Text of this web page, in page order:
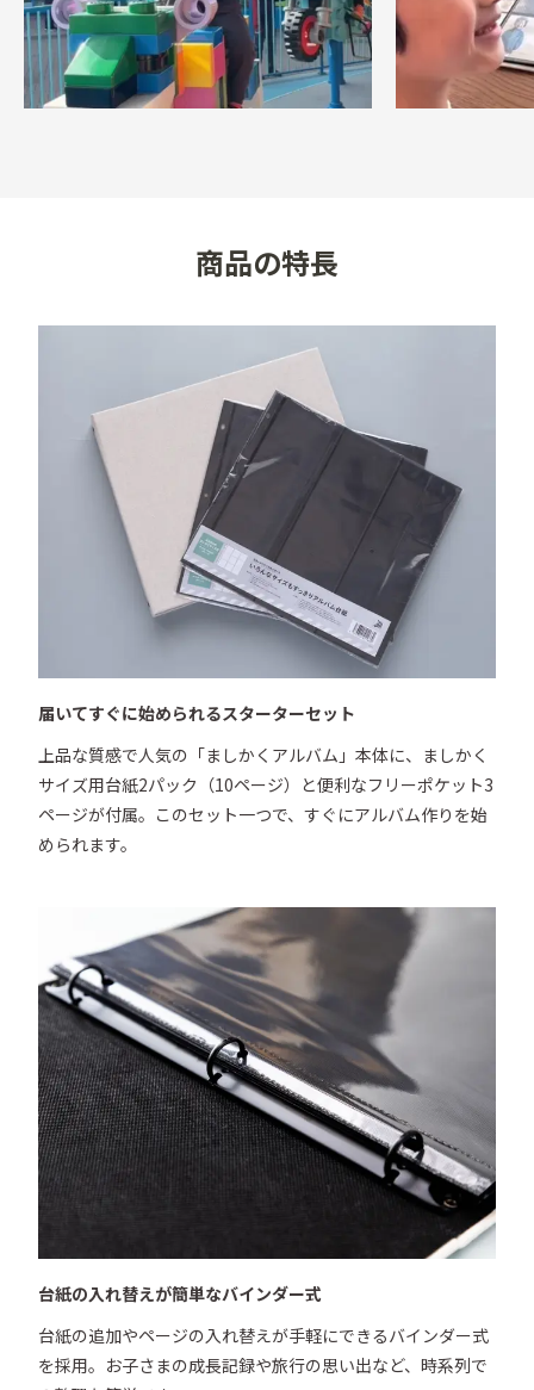
台紙：
●収納サイズ／ましかくサイズ（89mm×89mm）以内
●台紙サイズ／幅311mm×高さ292mm
わが寄ることがありますが使用に関して支障はございま
上、染色時に色ムラが出る可能性がございます。使用に
関して支障はございませんので、ご了承ください。
◯写真、切り抜き等はしっかりと乾燥させてから収容し
てください。
◯厚いものや重いものは収容に適していません。破損の
恐れがあります。
◯直射日光の当たる場所や高温多湿になる場所での使用
または保管は避けてください。
◯商品は予告なく、仕様・デザイン・価格等の変更及び
生産中止する場合がありますのでご了承ください。
商品の特長
届いてすぐに始められるスターターセット
上品な質感で人気の「ましかくアルバム」本体に、ましかく
サイズ用台紙2パック（10ページ）と便利なフリーポケット3
ページが付属。このセット一つで、すぐにアルバム作りを始
められます。
台紙の入れ替えが簡単なバインダー式
台紙の追加やページの入れ替えが手軽にできるバインダー式
を採用。お子さまの成長記録や旅行の思い出など、時系列で